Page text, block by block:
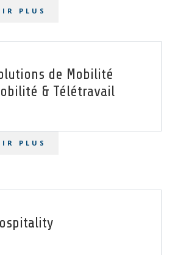
PLUS
de Mobilité
& Télétravail
PLUS